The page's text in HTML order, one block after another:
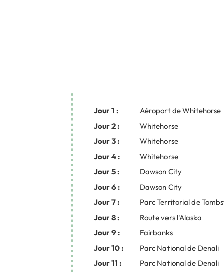
Jour 1 :
Aéroport de Whitehorse
Jour 2 :
Whitehorse
Jour 3 :
Whitehorse
Jour 4 :
Whitehorse
Jour 5 :
Dawson City
Jour 6 :
Dawson City
Jour 7 :
Parc Territorial de
Jour 8 :
Route vers l'Alaska
Jour 9 :
Fairbanks
Jour 10 :
Parc National de Denali
Jour 11 :
Parc National de Denali